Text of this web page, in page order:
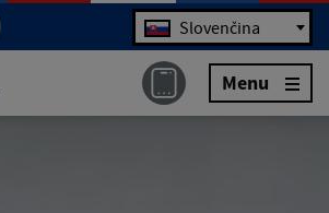
Jazyk Slovenčina
Menu